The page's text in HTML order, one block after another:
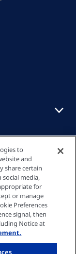
to
and
share certain
media,
for
or manage
Preferences
signal, then
Notice at